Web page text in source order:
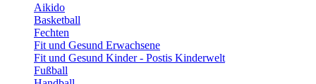
Aikido
Basketball
Fechten
Fit und Gesund Erwachsene
Fit und Gesund Kinder - Postis Kinderwelt
Fußball